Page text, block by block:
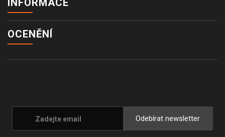
INFORMACE
OCENĚNÍ
Odebírat newsletter